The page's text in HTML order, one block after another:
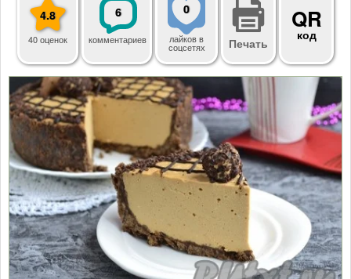
4.8
40 оценок
6
комментариев
0
лайковв
соцсетях Печать
QR
код